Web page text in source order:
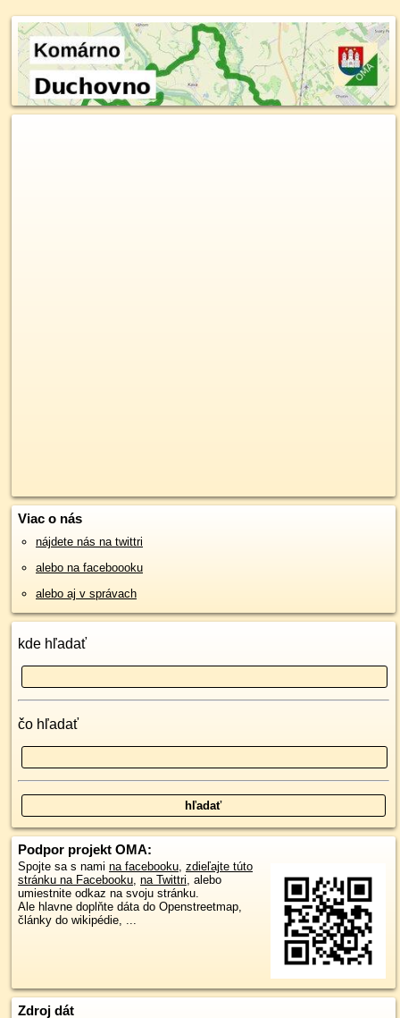
Viac o nás
nájdete nás na twittri
alebo na faceboooku
alebo aj v správach
kde hľadať
čo hľadať
Podpor projekt OMA:
Spojte sa s nami na facebooku zdieľajte túto
stránku na Facebooku na Twittri , alebo
umiestnite odkaz na svoju stránku.
Ale hlavne doplňte dáta do Openstreetmap,
články do wikipédie, ...
Zdroj dát